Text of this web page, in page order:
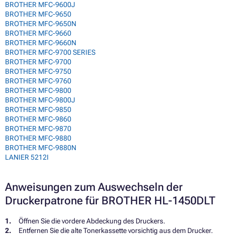
BROTHER MFC-9600J
BROTHER MFC-9650
BROTHER MFC-9650N
BROTHER MFC-9660
BROTHER MFC-9660N
BROTHER MFC-9700 SERIES
BROTHER MFC-9700
BROTHER MFC-9750
BROTHER MFC-9760
BROTHER MFC-9800
BROTHER MFC-9800J
BROTHER MFC-9850
BROTHER MFC-9860
BROTHER MFC-9870
BROTHER MFC-9880
BROTHER MFC-9880N
LANIER 5212I
Anweisungen zum Auswechseln der
Druckerpatrone für BROTHER HL-1450DLT
Öffnen Sie die vordere Abdeckung des Druckers.
Entfernen Sie die alte Tonerkassette vorsichtig aus dem Drucker.